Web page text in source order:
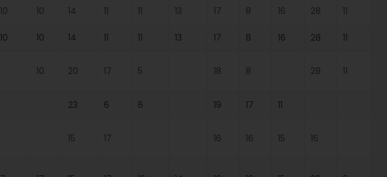
10 10 14 11 11 13 17 8 16 28 11
10 10 14 11 11 13 17 8 16 28 11
10 20 17 5 18 8 28 11
23 6 6 19 17 11
15 17 16 16 15 16